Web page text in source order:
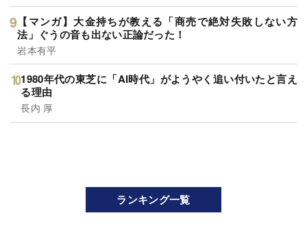
【マンガ】大金持ちが教える「商売で絶対失敗しない方
法」ぐうの音も出ない正論だった！
岩本有平
1980年代の東芝に「AI時代」がようやく追い付いたと言え
る理由
長内 厚
ランキング一覧